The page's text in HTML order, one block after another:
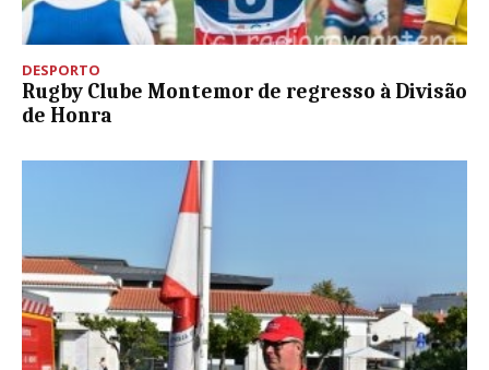
DESPORTO
Rugby Clube Montemor de regresso à Divisão
de Honra